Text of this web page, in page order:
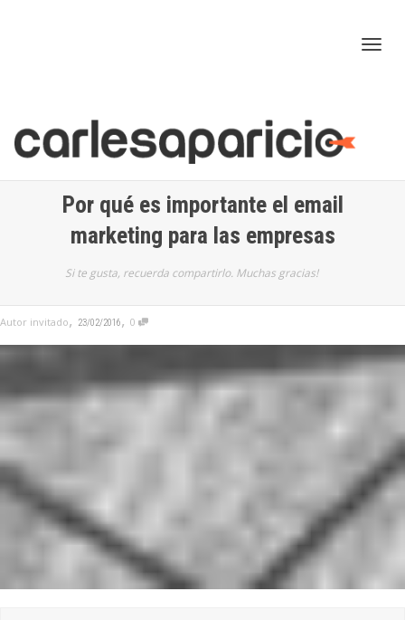
Por qué es importante el email
marketing para las empresas
Si te gusta, recuerda compartirlo. Muchas gracias!
Autor invitado, 23/02/2016, 0